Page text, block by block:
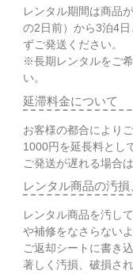
レンタル期間は商品
の2日前）から3泊4
ずご発送ください。
※長期レンタルをご
い。
延滞料金について
お客様の都合により
1000円を延長料とし
ご発送が遅れる場合
レンタル商品の汚
レンタル商品を汚し
や補修をなさらない
ご返却シートに書き
著しく汚損、破損さ